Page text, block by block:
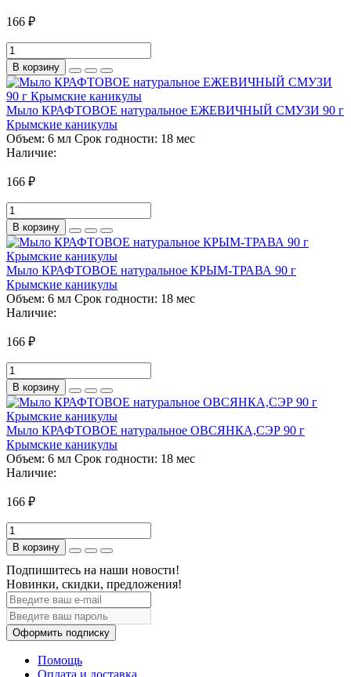
166 ₽
В корзину
Мыло КРАФТОВОЕ натуральное ЕЖЕВИЧНЫЙ СМУЗИ 90 г
Крымские каникулы
Объем: 6 мл Срок годности: 18 мес
Наличие:
166 ₽
В корзину
Мыло КРАФТОВОЕ натуральное КРЫМ-ТРАВА 90 г
Крымские каникулы
Объем: 6 мл Срок годности: 18 мес
Наличие:
166 ₽
В корзину
Мыло КРАФТОВОЕ натуральное ОВСЯНКА,СЭР 90 г
Крымские каникулы
Объем: 6 мл Срок годности: 18 мес
Наличие:
166 ₽
В корзину
Подпишитесь на наши новости!
Новинки, скидки, предложения!
Оформить подписку
Помощь
Оплата и доставка